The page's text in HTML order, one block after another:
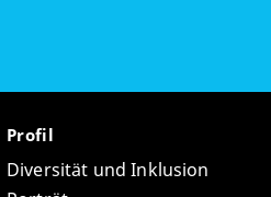
Profil
Diversität und Inklusion